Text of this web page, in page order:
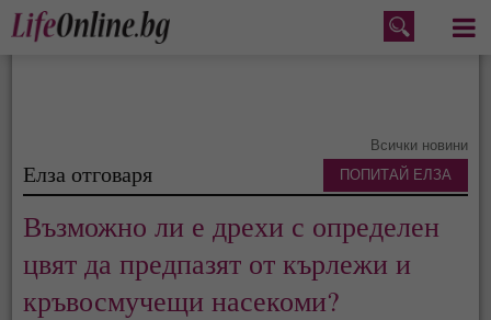
Меню
Всички новини
Елза отговаря
Възможно ли е дрехи с определен
цвят да предпазят от кърлежи и
кръвосмучещи насекоми?
ПОПИТАЙ ЕЛЗА